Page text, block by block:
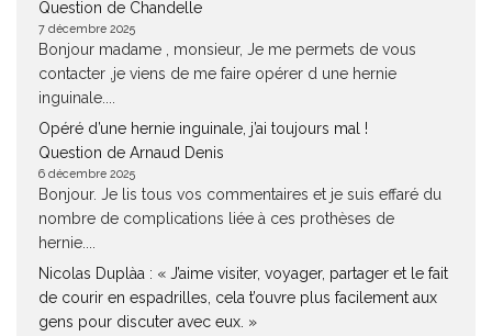
Question de Chandelle
7 décembre 2025
Bonjour madame , monsieur, Je me permets de vous
contacter ,je viens de me faire opérer d une hernie
inguinale....
Opéré d’une hernie inguinale, j’ai toujours mal !
Question de Arnaud Denis
6 décembre 2025
Bonjour. Je lis tous vos commentaires et je suis effaré du
nombre de complications liée à ces prothèses de
hernie....
Nicolas Duplàa : « J’aime visiter, voyager, partager et le fait
de courir en espadrilles, cela t’ouvre plus facilement aux
gens pour discuter avec eux. »